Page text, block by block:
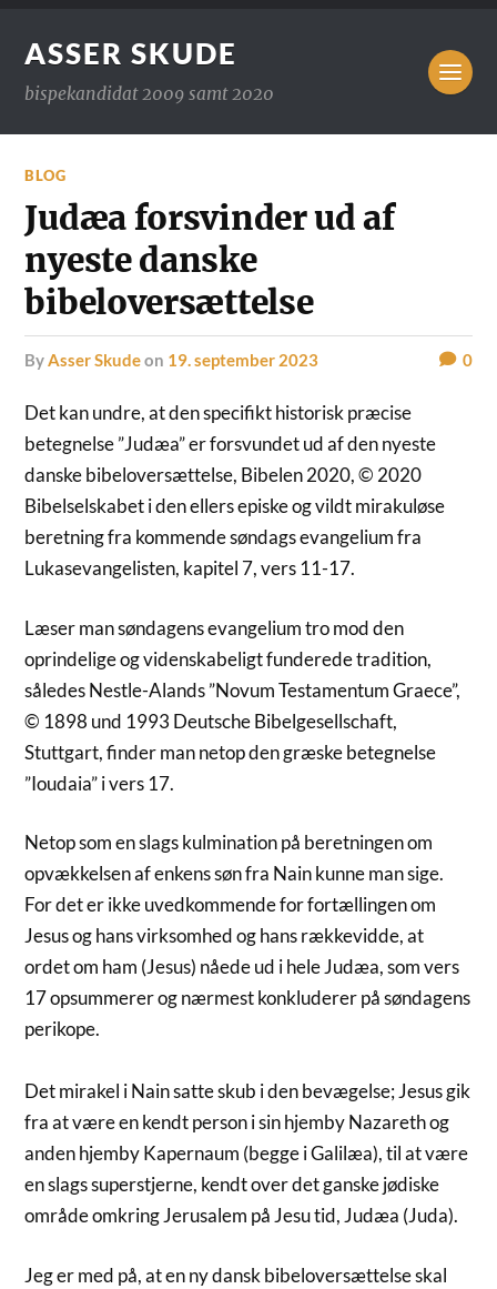
ASSER SKUDE
bispekandidat 2009 samt 2020
BLOG
Judæa forsvinder ud af
nyeste danske
bibeloversættelse
byAsser Skudeon 19. september 2023 0
Det kan undre, at den specifikt historisk præcise
betegnelse ”Judæa” er forsvundet ud af den nyeste
danske bibeloversættelse, Bibelen 2020, © 2020
Bibelselskabet i den ellers episke og vildt mirakuløse
beretning fra kommende søndags evangelium fra
Lukasevangelisten, kapitel 7, vers 11-17.
Læser man søndagens evangelium tro mod den
oprindelige og videnskabeligt funderede tradition,
således Nestle-Alands ”Novum Testamentum Graece”,
© 1898 und 1993 Deutsche Bibelgesellschaft,
Stuttgart, finder man netop den græske betegnelse
”Ioudaia” i vers 17.
Netop som en slags kulmination på beretningen om
opvækkelsen af enkens søn fra Nain kunne man sige.
For det er ikke uvedkommende for fortællingen om
Jesus og hans virksomhed og hans rækkevidde, at
ordet om ham (Jesus) nåede ud i hele Judæa, som vers
17 opsummerer og nærmest konkluderer på søndagens
perikope.
Det mirakel i Nain satte skub i den bevægelse; Jesus gik
fra at være en kendt person i sin hjemby Nazareth og
anden hjemby Kapernaum (begge i Galilæa), til at være
en slags superstjerne, kendt over det ganske jødiske
område omkring Jerusalem på Jesu tid, Judæa (Juda).
Jeg er med på, at en ny dansk bibeloversættelse skal